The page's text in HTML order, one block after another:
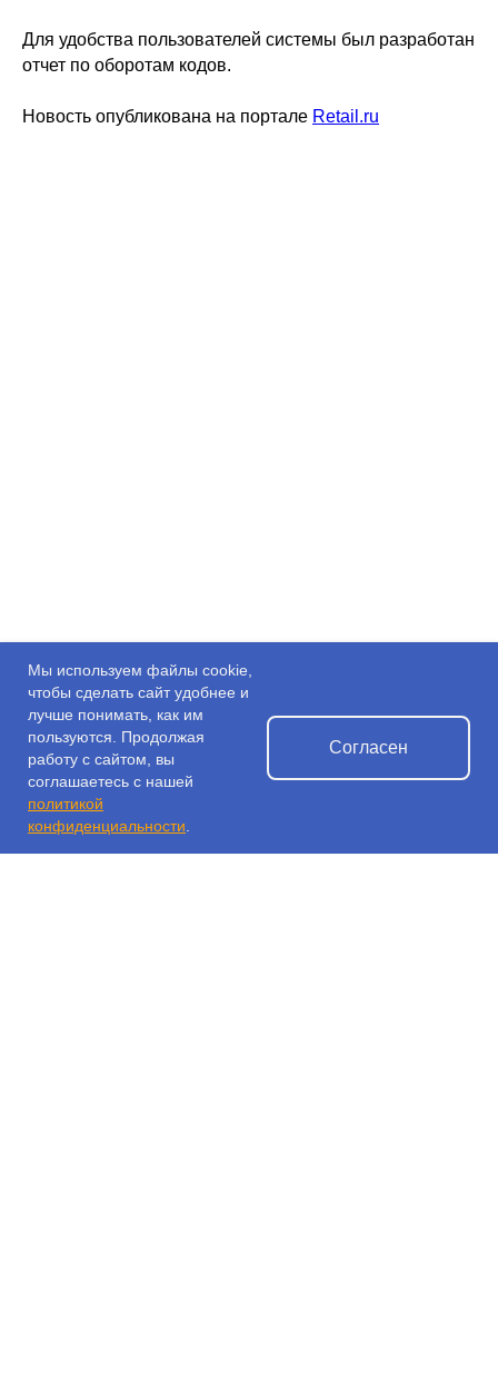
Для удобства пользователей системы был разработан
отчет по оборотам кодов.
Новость опубликована на портале Retail.ru
Мы используем файлы cookie,
чтобы сделать сайт удобнее и
лучше понимать, как им
пользуются. Продолжая
работу с сайтом, вы
соглашаетесь с нашей
политикой
конфиденциальности
Согласен